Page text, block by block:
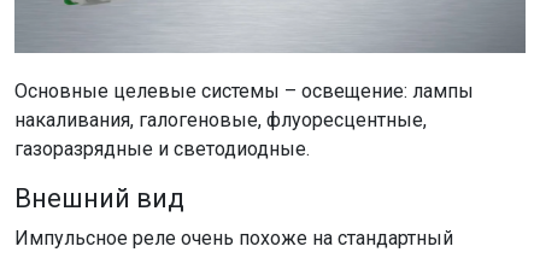
Основные целевые системы – освещение: лампы
накаливания, галогеновые, флуоресцентные,
газоразрядные и светодиодные.
Внешний вид
Импульсное реле очень похоже на стандартный